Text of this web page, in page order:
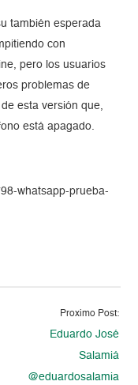
también esperada
con
pero los usuarios
problemas de
esta versión que,
está apagado.
whatsapp-prueba-
Proximo Post:
Eduardo José
Salamiá
@eduardosalamia